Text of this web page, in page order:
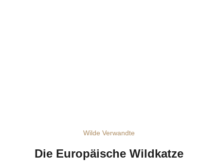
Wilde Verwandte
Die Europäische Wildkatze